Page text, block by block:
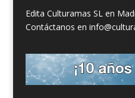
Edita Culturamas SL en
Contáctanos en